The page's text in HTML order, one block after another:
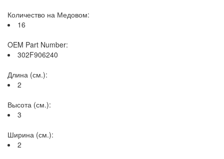
Количество на Медовом:
16
OEM Part Number:
302F906240
Длина (см.):
2
Высота (см.):
3
Ширина (см.):
2